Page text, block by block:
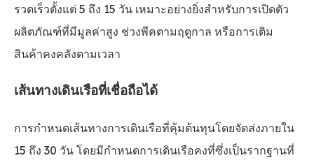
รวดเร็วตั้งแต่ 5 ถึง 15 วัน เหมาะอย่างยิ่งสำหรับการเปิดตัว
ผลิตภัณฑ์ที่มีมูลค่าสูง ช่วงพีคตามฤดูกาล หรือการเติม
สินค้าคงคลังตามเวลา
เส้นทางเดินเรือที่เชื่อถือได้
การกำหนดเส้นทางการเดินเรือที่คุ้มต้นทุนโดยจัดส่งภายใน
15 ถึง 30 วัน โดยมีกำหนดการเดินเรือคงที่ซึ่งเป็นรากฐานที่